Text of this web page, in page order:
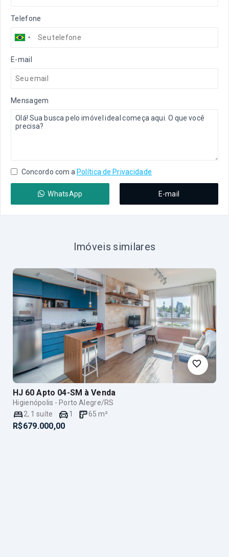
Telefone
E-mail
Mensagem
Concordo com a Política de Privacidade
WhatsApp E-mail
Imóveis similares
HJ 60 Apto 04-SM à Venda
Higienópolis - Porto Alegre/RS
2, 1 suíte 1 65 m²
R$679.000,00